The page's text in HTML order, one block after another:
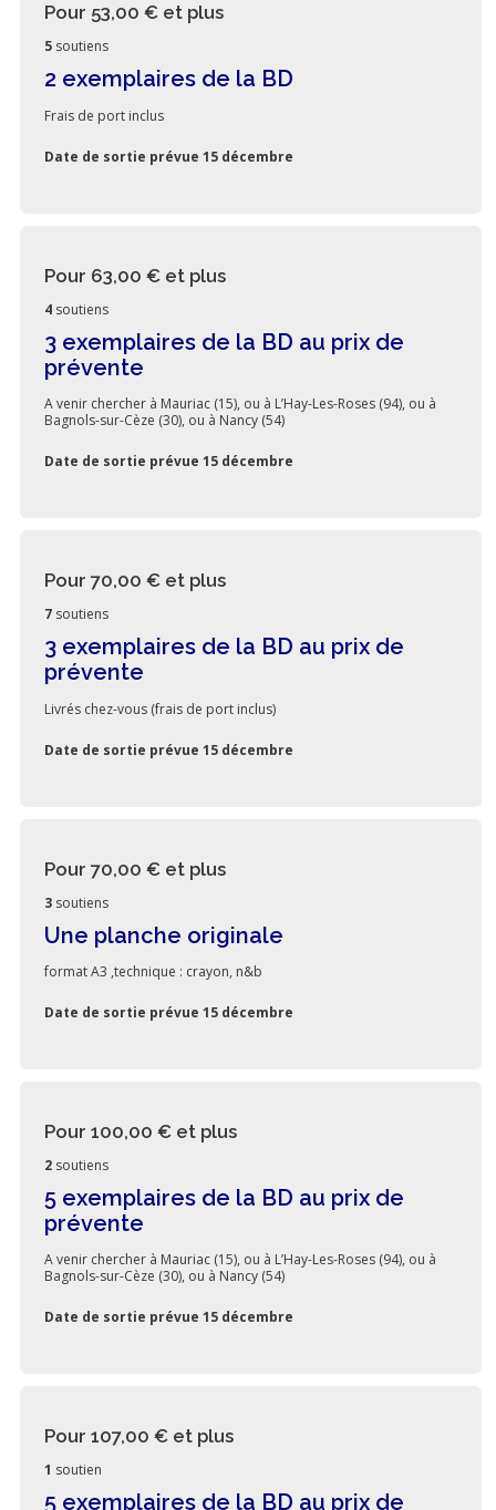
Pour 53,00 € et plus
5 soutiens
2 exemplaires de la BD
Frais de port inclus
Date de sortie prévue 15 décembre
Pour 63,00 € et plus
4 soutiens
3 exemplaires de la BD au prix de
prévente
A venir chercher à Mauriac (15), ou à L’Hay-Les-Roses (94), ou à
Bagnols-sur-Cèze (30), ou à Nancy (54)
Date de sortie prévue 15 décembre
Pour 70,00 € et plus
7 soutiens
3 exemplaires de la BD au prix de
prévente
Livrés chez-vous (frais de port inclus)
Date de sortie prévue 15 décembre
Pour 70,00 € et plus
3 soutiens
Une planche originale
format A3 ,technique : crayon, n&b
Date de sortie prévue 15 décembre
Pour 100,00 € et plus
2 soutiens
5 exemplaires de la BD au prix de
prévente
A venir chercher à Mauriac (15), ou à L’Hay-Les-Roses (94), ou à
Bagnols-sur-Cèze (30), ou à Nancy (54)
Date de sortie prévue 15 décembre
Pour 107,00 € et plus
1 soutien
5 exemplaires de la BD au prix de